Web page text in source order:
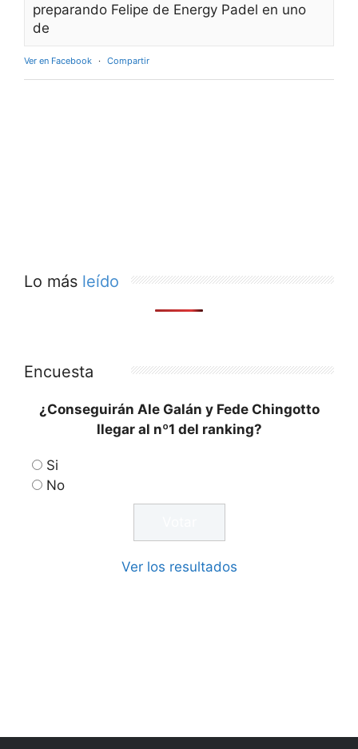
preparando Felipe de Energy Padel en uno
de
Ver en Facebook · Compartir
Lo más leído
Encuesta
¿Conseguirán Ale Galán y Fede Chingotto
llegar al nº1 del ranking?
Si
No
Ver los resultados